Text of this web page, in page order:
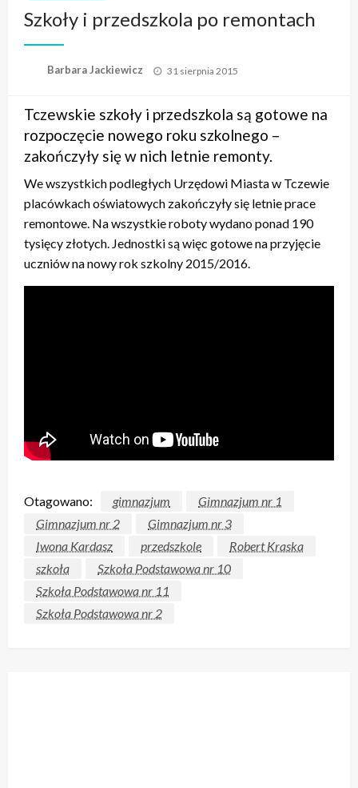
Szkoły i przedszkola po remontach
Barbara Jackiewicz
Opublikowane
31 sierpnia 2015
Tczewskie szkoły i przedszkola są gotowe na
rozpoczęcie nowego roku szkolnego –
zakończyły się w nich letnie remonty.
We wszystkich podległych Urzędowi Miasta w Tczewie
placówkach oświatowych zakończyły się letnie prace
remontowe. Na wszystkie roboty wydano ponad 190
tysięcy złotych. Jednostki są więc gotowe na przyjęcie
uczniów na nowy rok szkolny 2015/2016.
Otagowano: gimnazjum
Gimnazjum nr 1
Gimnazjum nr 2
Gimnazjum nr 3
Iwona Kardasz
przedszkole
Robert Kraska
szkoła
Szkoła Podstawowa nr 10
Szkoła Podstawowa nr 11
Szkoła Podstawowa nr 2